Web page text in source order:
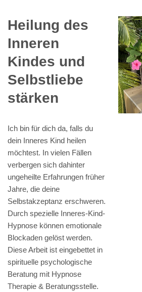
Heilung des
Inneren
Kindes und
Selbstliebe
stärken
Ich bin für dich da, falls du
dein Inneres Kind heilen
möchtest. In vielen Fällen
verbergen sich dahinter
ungeheilte Erfahrungen früher
Jahre, die deine
Selbstakzeptanz erschweren.
Durch spezielle Inneres-Kind-
Hypnose können emotionale
Blockaden gelöst werden.
Diese Arbeit ist eingebettet in
spirituelle psychologische
Beratung mit Hypnose
Therapie & Beratungsstelle.